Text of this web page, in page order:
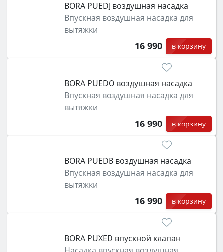
BORA PUEDJ воздушная насадка
Впускная воздушная насадка для
вытяжки
16 990 в корзину
BORA PUEDO воздушная насадка
Впускная воздушная насадка для
вытяжки
16 990 в корзину
BORA PUEDB воздушная насадка
Впускная воздушная насадка для
вытяжки
16 990 в корзину
BORA PUХED впускной клапан